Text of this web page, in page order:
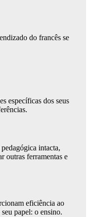
do francês se
específicas dos seus
intacta,
outras ferramentas e
eficiência ao
papel: o ensino.